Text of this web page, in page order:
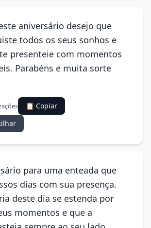
aniversário desejo que
todos os seus sonhos e
presenteie com momentos
Parabéns e muita sorte
📋 Copiar
para uma enteada que
dias com sua presença.
deste dia se estenda por
momentos e que a